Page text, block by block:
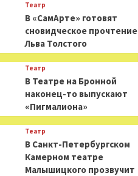
Театр
В «СамАрте» готовят
сновидческое прочтение
Льва Толстого
Театр
В Театре на Бронной
наконец-то выпускают
«Пигмалиона»
Театр
В Санкт-Петербургском
Камерном театре
Малышицкого прозвучит